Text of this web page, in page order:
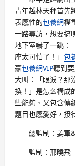
青年越林天秤首先
表感性的包養網權
一路尋訪，想要搞
地下室嚇了一跳：
座太可怕了！」 包
豪包養網VIP聽到
大叫：「眼淚？那
換！」是怎么構成
些能夠、又包含傳
題目也感愛好，接
總監制：姜軍&
監制：邢曉飛